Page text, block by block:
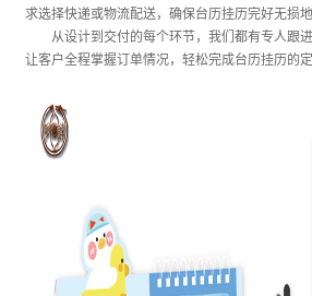
求选择快递或物流配送，确保台历挂历完好无损地
从设计到交付的每个环节，我们都有专人跟
让客户全程掌握订单情况，轻松完成台历挂历的定